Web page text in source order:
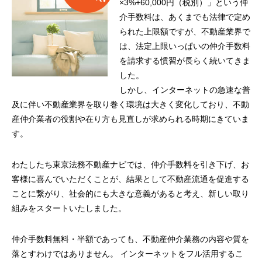
×3%+60,000円（税別）」という仲
介手数料は、あくまでも法律で定め
られた上限額ですが、不動産業界で
は、法定上限いっぱいの仲介手数料
を請求する慣習が長らく続いてきま
した。
しかし、インターネットの急速な普
及に伴い不動産業界を取り巻く環境は大きく変化しており、不動
産仲介業者の役割や在り方も見直しが求められる時期にきていま
す。
わたしたち東京法務不動産ナビでは、仲介手数料を引き下げ、お
客様に喜んでいただくことが、結果として不動産流通を促進する
ことに繋がり、社会的にも大きな意義があると考え、新しい取り
組みをスタートいたしました。
仲介手数料無料・半額であっても、不動産仲介業務の内容や質を
落とすわけではありません。 インターネットをフル活用するこ